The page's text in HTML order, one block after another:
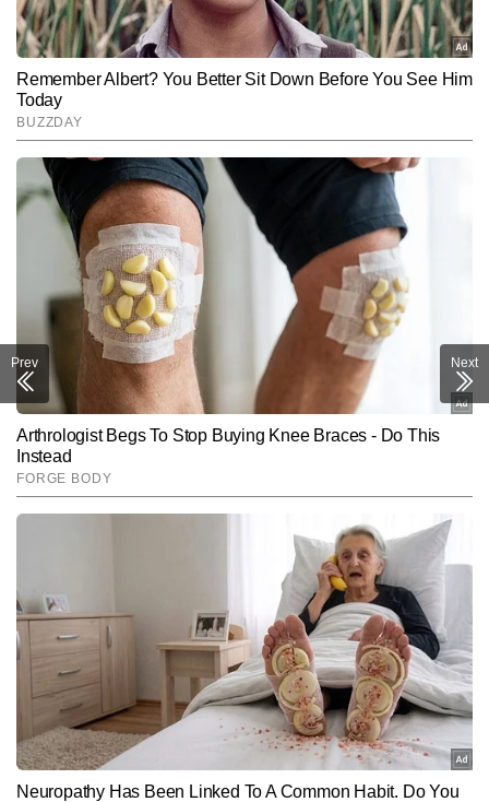
Prev Next